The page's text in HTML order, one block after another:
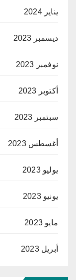
يناير 2024
ديسمبر 2023
نوفمبر 2023
أكتوبر 2023
سبتمبر 2023
أغسطس 2023
يوليو 2023
يونيو 2023
مايو 2023
أبريل 2023